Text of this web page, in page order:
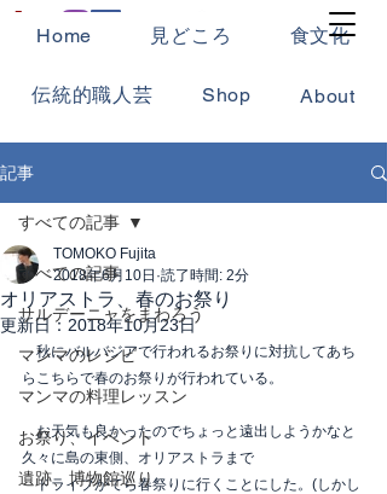
Home 見どころ 食文化
伝統的職人芸 Shop About
記事
すべての記事
サルデーニャをまわろう
マンマのレシピ
マンマの料理レッスン
お祭り、イベント
遺跡、博物館巡り
すべての記事
オリアストラ、春のお祭り
TOMOKO Fujita
2018年6月10日 読了時間: 2分
更新日： 2018年10月23日
秋にバルバジアで行われるお祭りに対抗してあち
らこちらで春のお祭りが行われている。
お天気も良かったのでちょっと遠出しようかなと
久々に島の東側、オリアストラまで
ドライブがてら春祭りに行くことにした。(しかし